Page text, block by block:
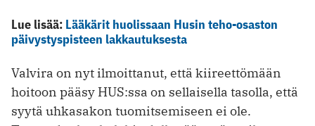
Lue lisää: Lääkärit huolissaan Husin teho-osaston
päivystyspisteen lakkautuksesta
Valvira on nyt ilmoittanut, että kiireettömään
hoitoon pääsy HUS:ssa on sellaisella tasolla, että
syytä uhkasakon tuomitsemiseen ei ole.